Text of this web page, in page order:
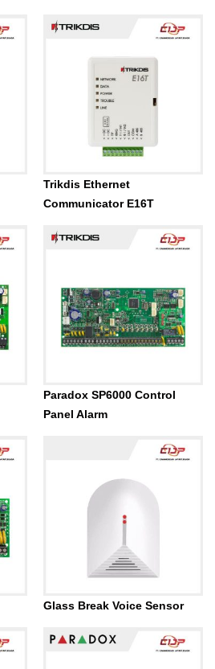
Trikdis Ethernet
Communicator E16T
Paradox SP6000 Control
Panel Alarm
Glass Break Voice Sensor